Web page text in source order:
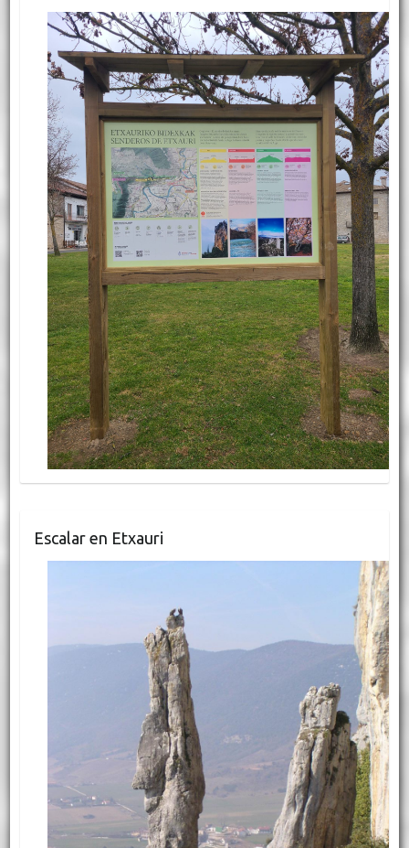
Escalar en Etxauri